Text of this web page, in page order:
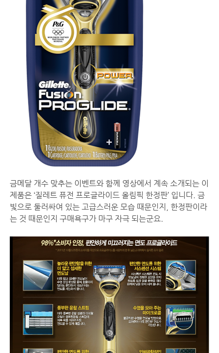
금메달 개수 맞추는 이벤트와 함께 영상에서 계속 소개되는 이
제품은 ‘질레트 퓨전 프로글라이드 올림픽 한정판’ 입니다. 금
빛으로 둘러싸여 있는 고급스러운 모습 때문인지, 한정판이라
는 것 때문인지 구매욕구가 마구 자극 되는군요.